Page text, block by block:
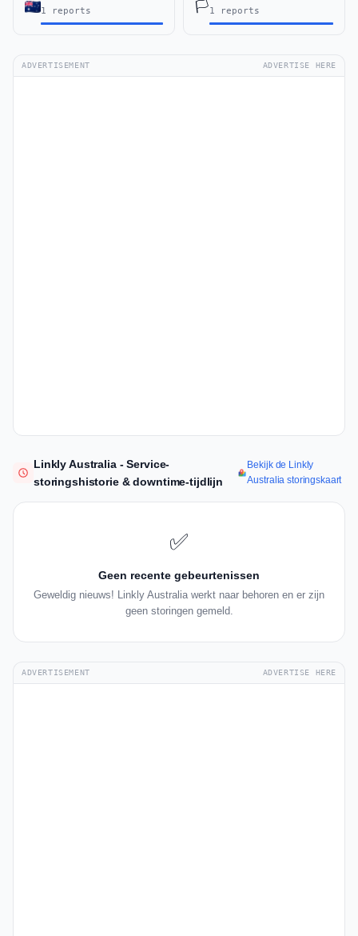
1 reports 🏳️1 reports
ADVERTISEMENT ADVERTISE HERE
Linkly Australia - Service-
storingshistorie & downtime-tijdlijn
Bekijk de Linkly
Australia storingskaart
✅
Geen recente gebeurtenissen
Geweldig nieuws! Linkly Australia werkt naar behoren en er zijn
geen storingen gemeld.
ADVERTISEMENT ADVERTISE HERE